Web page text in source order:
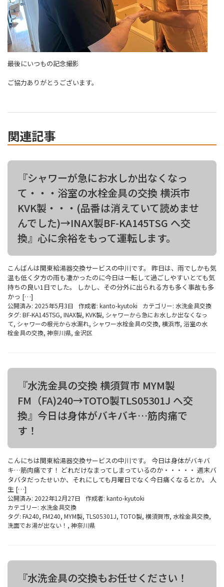
最後にいつもの記念撮影
ご協力ありがとうございます。
関連記事
『シャワーが急にお水しか出なくなっ
て・・・浴室の水栓金具の交換 横浜市
KVK製・・・(品番は消えていて読めませ
んでした)→INAX製BF-KA145TSG へ交
換』心に余裕をもって運転します。
こんばんは関東給湯器交換サービスの中川です。 昨日は、雨でしかも気
温も低く夕方の雨も凄かったのに今日は一転して過ごしやすいとても気
持ちの良い1日でした。 しかし、その分外に出られる方も多く事故も多
かっ […]
公開済み: 2025年5月3日 作成者: kanto-kyutoki カテゴリー: 水洗金具交換
タグ: BF-KA145TSG, INAX製, KVK製, シャワーから急にお水しか出なくなっ
て, シャワーの根元から水漏れ, シャワー水栓金具の交換, 横浜市, 浴室の水
栓金具の交換, 神奈川県, 金沢区
『水洗金具の交換 横須賀市 MYM製
FM（FA)240→TOTO製TLS05301J へ交
換』今日は身体がバキバキ…筋肉痛で
す！
こんにちは関東給湯器交換サービスの中川です。 今日は身体がバキバ
キ…筋肉痛です！ どれだけなまってしまっているのか・・・・・ 週末バ
タバタだったせいか、それにしても月曜日でなく今日痛くなるとか。 人
生 […]
公開済み: 2022年12月27日 作成者: kanto-kyutoki
カテゴリー: 水洗金具交換
タグ: FA240, FM240, MYM製, TLS05301J, TOTO製, 横須賀市, 水栓金具交換,
洗面でお湯が出ない！ , 神奈川県
『水洗金具の交換もお任せください！